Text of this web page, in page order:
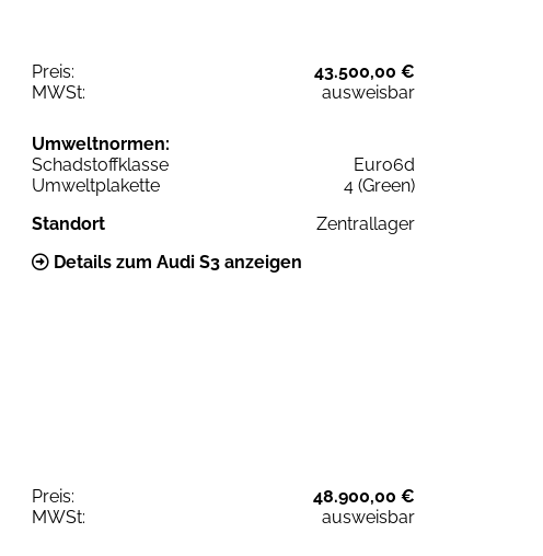
Preis:
43.500,00 €
MWSt:
ausweisbar
Umweltnormen:
Schadstoffklasse
Euro6d
Umweltplakette
4 (Green)
Standort
Zentrallager
Details zum Audi S3 anzeigen
Preis:
48.900,00 €
MWSt:
ausweisbar